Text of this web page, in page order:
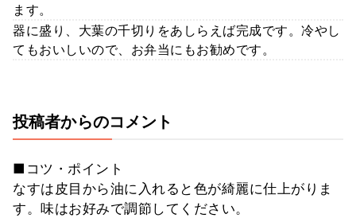
ます。
器に盛り、大葉の千切りをあしらえば完成です。冷やし
てもおいしいので、お弁当にもお勧めです。
投稿者からのコメント
■コツ・ポイント
なすは皮目から油に入れると色が綺麗に仕上がりま
す。味はお好みで調節してください。